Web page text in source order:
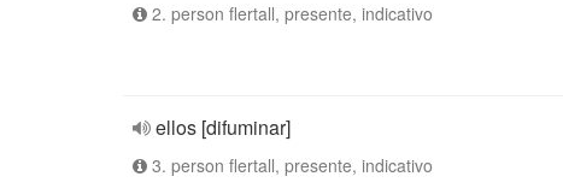
2. person flertall, presente, indicativo
ellos [difuminar]
3. person flertall, presente, indicativo